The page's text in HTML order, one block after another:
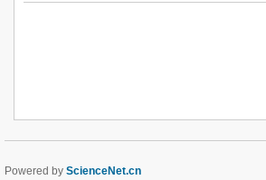
Powered by ScienceNet.cn